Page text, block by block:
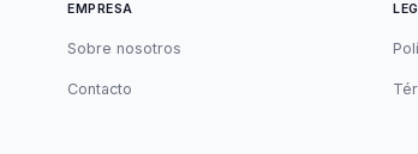
EMPRESA
Sobre nosotros
Contacto